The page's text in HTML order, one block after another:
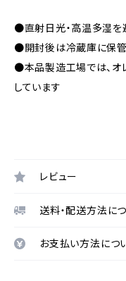
●直射日光・高温多湿を
●開封後は冷蔵庫に保管
●本品製造工場では、オ
しています
レビュー
送料・配送方法に
お支払い方法につ